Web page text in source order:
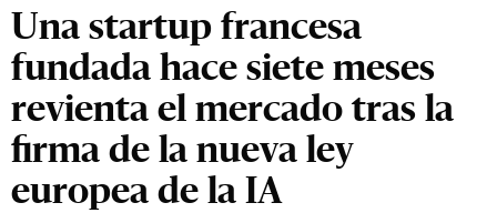
Una startup francesa
fundada hace siete meses
revienta el mercado tras la
firma de la nueva ley
europea de la IA